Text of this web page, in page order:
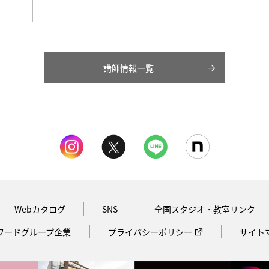
講師情報一覧
Webカタログ SNS
全国スタジオ・教室リンク
ードグループ企業
プライバシーポリシー サイト